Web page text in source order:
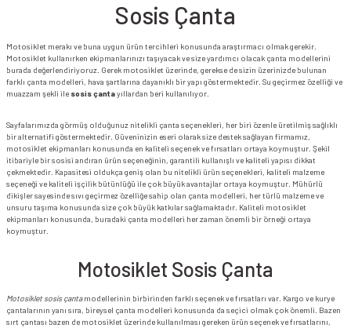
Sosis Çanta
Motosiklet merakı ve buna uygun ürün tercihleri konusunda araştırmacı olmak gerekir.
Motosiklet kullanırken ekipmanlarınızı taşıyacak ve size yardımcı olacak çanta modellerini
burada değerlendiriyoruz. Gerek motosiklet üzerinde, gerekse de sizin üzerinizde bulunan
farklı çanta modelleri, hava şartlarına dayanıklı bir yapı göstermektedir. Su geçirmez özelliği ve
muazzam şekli ile sosis çantayıllardan beri kullanılıyor.
Sayfalarımızda görmüş olduğunuz nitelikli çanta seçenekleri, her biri özenle üretilmiş sağlıklı
bir alternatifi göstermektedir. Güveninizin eseri olarak size destek sağlayan firmamız,
motosiklet ekipmanları konusunda en kaliteli seçenek ve fırsatları ortaya koymuştur. Şekil
itibariyle bir sosisi andıran ürün seçeneğinin, garantili kullanışlı ve kaliteli yapısı dikkat
çekmektedir. Kapasitesi oldukça geniş olan bu nitelikli ürün seçenekleri, kaliteli malzeme
seçeneği ve kaliteli işçilik bütünlüğü ile çok büyük avantajlar ortaya koymuştur. Mühürlü
dikişler sayesinde sıvı geçirmez özelliğe sahip olan çanta modelleri, her türlü malzeme ve
unsuru taşıma konusunda size çok büyük katkılar sağlamaktadır. Kaliteli motosiklet
ekipmanları konusunda, buradaki çanta modelleri her zaman önemli bir örneği ortaya
koymuştur.
Motosiklet Sosis Çanta
Motosiklet sosis çantamodellerinin birbirinden farklı seçenek ve fırsatları var. Kargo ve kurye
çantalarının yanı sıra, bireysel çanta modelleri konusunda da seçici olmak çok önemli. Bazen
sırt çantası bazen de motosiklet üzerinde kullanılması gereken ürün seçenek ve fırsatlarını,